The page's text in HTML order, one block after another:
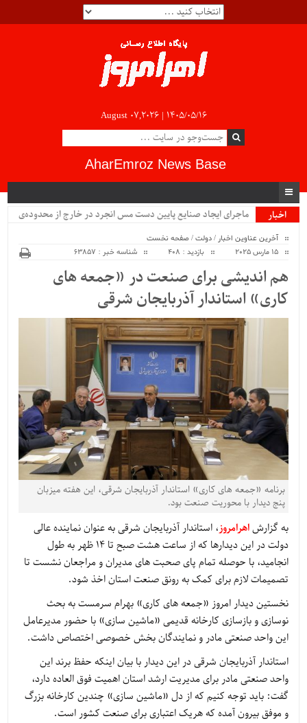
August 07,2026 | ۱۴۰۵/۰۵/۱۶
AharEmroz News Base
اخبار
ماجرای ایجاد صنایع پایین دست مس انجرد در خارج از محدوده‌ی
آخرین عناوین اخبار /دولت/صفحه نخست
15 مارس 2025
بازدید : 408 شناسه خبر : 63857
هم اندیشی برای صنعت در «جمعه های
کاری» استاندار آذربایجان شرقی
برنامه «جمعه های کاری» استاندار آذربایجان شرقی، این هفته میزبان
پنج دیدار با محوریت صنعت بود.
به گزارشاهرامروز، استاندار آذربایجان شرقی به عنوان نماینده عالی
دولت در این دیدارها که از ساعت هشت صبح تا ۱۴ ظهر به طول
انجامید، با حوصله تمام پای صحبت های مدیران و مراجعان نشست تا
تصمیمات لازم برای کمک به رونق صنعت استان اخذ شود.
نخستین دیدار امروز «جمعه های کاری» بهرام سرمست به بحث
نوسازی و بازسازی کارخانه قدیمی «ماشین سازی» با حضور مدیرعامل
این واحد صنعتی مادر و نمایندگان بخش خصوصی اختصاص داشت.
استاندار آذربایجان شرقی در این دیدار با بیان اینکه حفظ برند این
واحد صنعتی مادر برای مدیریت ارشد استان اهمیت فوق العاده دارد،
گفت: باید توجه کنیم که از دل «ماشین سازی» چندین کارخانه بزرگ
و موفق بیرون آمده که هریک اعتباری برای صنعت کشور است.